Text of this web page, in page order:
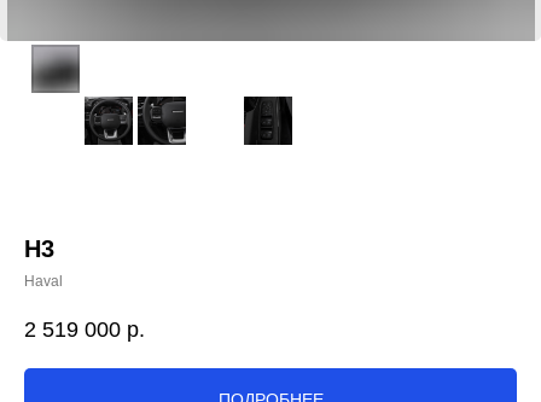
H3
Haval
2 519 000 р.